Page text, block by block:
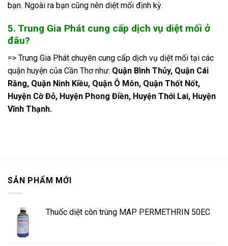
bạn. Ngoài ra bạn cũng nên diệt mối định kỳ.
5. Trung Gia Phát cung cấp dịch vụ diệt mối ở
đâu?
=> Trung Gia Phát chuyên cung cấp dịch vụ diệt mối tại các
quận huyện của Cần Thơ như: Quận Bình Thủy, Quận Cái
Răng, Quận Ninh Kiều, Quận Ô Môn, Quận Thốt Nốt,
Huyện Cờ Đỏ, Huyện Phong Điền, Huyện Thới Lai, Huyện
Vĩnh Thạnh.
SẢN PHẨM MỚI
Thuốc diệt côn trùng MAP PERMETHRIN 50EC